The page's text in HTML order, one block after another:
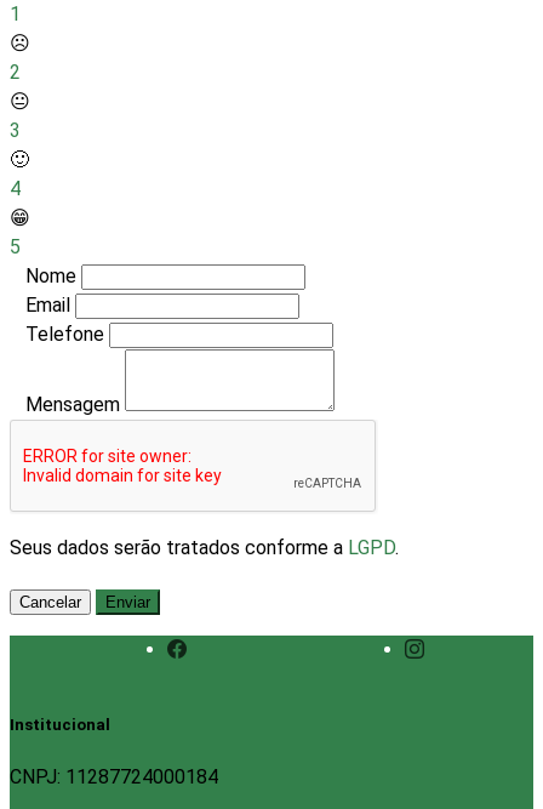
1
☹️
2
😐
3
🙂
4
😁
5
Nome
Email
Telefone
Mensagem
Seus dados serão tratados conforme a LGPD.
Cancelar Enviar
Institucional
CNPJ: 11287724000184